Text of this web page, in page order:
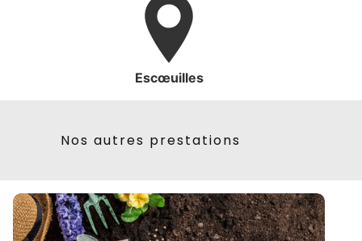
Escœuilles
Nos autres prestations